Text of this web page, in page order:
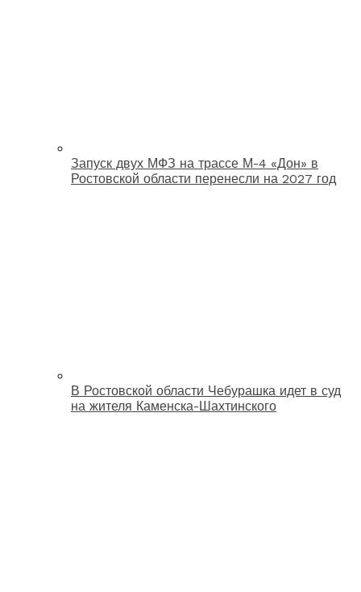
Запуск двух МФЗ на трассе М-4 «Дон» в
Ростовской области перенесли на 2027 год
В Ростовской области Чебурашка идет в суд
на жителя Каменска-Шахтинского